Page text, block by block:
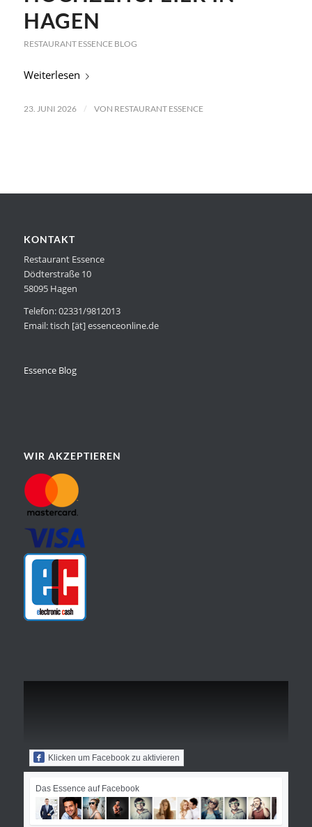
HAGEN
RESTAURANT ESSENCE BLOG
Weiterlesen
23. JUNI 2026 / VON RESTAURANT ESSENCE
KONTAKT
Restaurant Essence
Dödterstraße 10
58095 Hagen
Telefon: 02331/9812013
Email: tisch [ät] essenceonline.de
Essence Blog
WIR AKZEPTIEREN
Klicken um Facebook zu aktivieren
Das Essence auf Facebook